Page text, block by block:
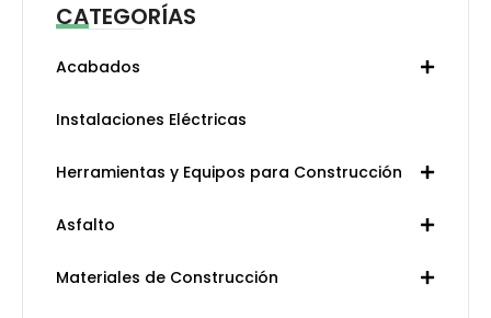
CATEGORÍAS
Acabados
Instalaciones Eléctricas
Herramientas y Equipos para Construcción
Asfalto
Materiales de Construcción